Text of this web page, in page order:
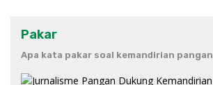
Pakar
Apa kata pakar soal kemandirian